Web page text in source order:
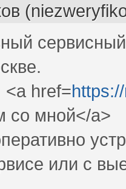
href=
со мной</a>
или с